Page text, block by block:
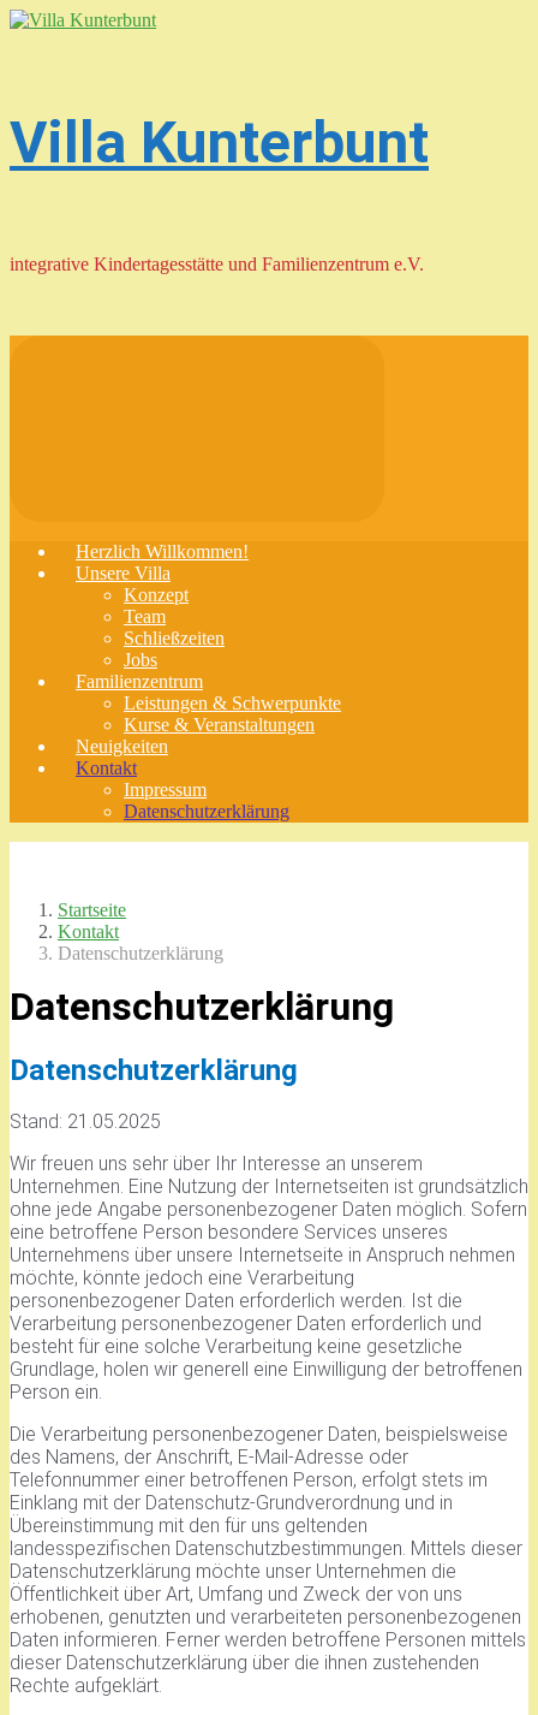
Zum
Villa Kunterbunt
integrative Kindertagesstätte und Familienzentrum e.V.
Herzlich Willkommen!
Unsere Villa
Konzept
Team
Schließzeiten
Jobs
Familienzentrum
Leistungen & Schwerpunkte
Kurse & Veranstaltungen
Neuigkeiten
Kontakt
Impressum
Datenschutzerklärung
Startseite
Kontakt
Datenschutzerklärung
Datenschutzerklärung
Datenschutzerklärung
Stand: 21.05.2025
Wir freuen uns sehr über Ihr Interesse an unserem
Unternehmen. Eine Nutzung der Internetseiten ist grundsätzlich
ohne jede Angabe personenbezogener Daten möglich. Sofern
eine betroffene Person besondere Services unseres
Unternehmens über unsere Internetseite in Anspruch nehmen
möchte, könnte jedoch eine Verarbeitung
personenbezogener Daten erforderlich werden. Ist die
Verarbeitung personenbezogener Daten erforderlich und
besteht für eine solche Verarbeitung keine gesetzliche
Grundlage, holen wir generell eine Einwilligung der betroffenen
Person ein.
Die Verarbeitung personenbezogener Daten, beispielsweise
des Namens, der Anschrift, E-Mail-Adresse oder
Telefonnummer einer betroffenen Person, erfolgt stets im
Einklang mit der Datenschutz-Grundverordnung und in
Übereinstimmung mit den für uns geltenden
landesspezifischen Datenschutzbestimmungen. Mittels dieser
Datenschutzerklärung möchte unser Unternehmen die
Öffentlichkeit über Art, Umfang und Zweck der von uns
erhobenen, genutzten und verarbeiteten personenbezogenen
Daten informieren. Ferner werden betroffene Personen mittels
dieser Datenschutzerklärung über die ihnen zustehenden
Rechte aufgeklärt.